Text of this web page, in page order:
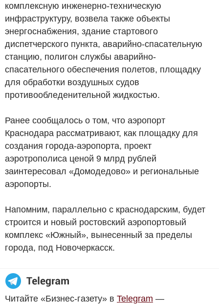
комплексную инженерно-техническую
инфраструктуру, возвела также объекты
энергоснабжения, здание стартового
диспетчерского пункта, аварийно-спасательную
станцию, полигон службы аварийно-
спасательного обеспечения полетов, площадку
для обработки воздушных судов
противообледенительной жидкостью.
Ранее сообщалось о том, что аэропорт
Краснодара рассматривают, как площадку для
создания города-аэропорта, проект
аэротрополиса ценой 9 млрд рублей
заинтересовал «Домодедово» и региональные
аэропорты.
Напомним, параллельно с краснодарским, будет
строится и новый ростовский аэропортовый
комплекс «Южный», вынесенный за пределы
города, под Новочеркасск.
Читайте «Бизнес-газету» в Telegram —